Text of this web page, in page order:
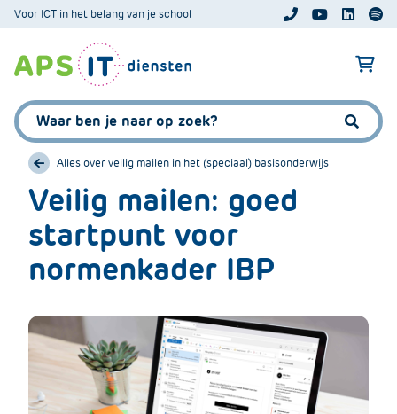
Voor ICT in het belang van je school
Zoeken:
A
s
.
F
.
m
Alles over veilig mailen in het (speciaal) basisonderwijs
Veilig mailen: goed
startpunt voor
normenkader IBP